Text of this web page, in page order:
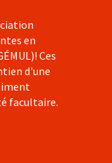
en
Ces
d'une
facultaire.